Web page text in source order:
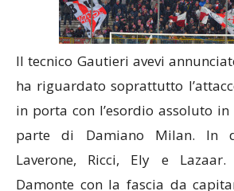
Il tecnico Gautieri avevi
ha riguardato soprattutto
in porta con l’esordio assoluto
parte di Damiano Milan. In
Laverone, Ricci, Ely e Lazaar.
Damonte con la fascia da